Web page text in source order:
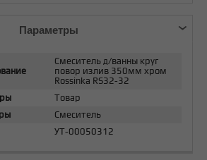
Параметры
Смеситель д/ванны круг
повор излив 350мм хром
Rossinka RS32-32
Товар
Смеситель
УТ-00050312